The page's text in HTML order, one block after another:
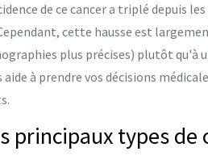
de ce cancer a triplé depuis
cette hausse est
plus précises) plutôt qu'à
aide à prendre vos décisions
principaux types